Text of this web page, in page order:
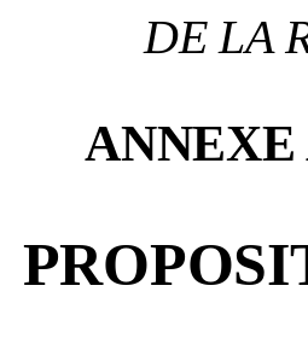
DE LA
ANNEXE